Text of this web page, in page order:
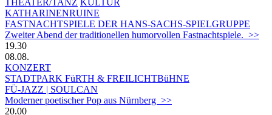
KATHARINENRUINE
FASTNACHTSPIELE DER HANS-SACHS-SPIELGRUPPE
Zweiter Abend der traditionellen humorvollen Fastnachtspiele. >>
19.30
08.08.
KONZERT
STADTPARK FüRTH & FREILICHTBüHNE
FÜ-JAZZ | SOULCAN
Moderner poetischer Pop aus Nürnberg >>
20.00